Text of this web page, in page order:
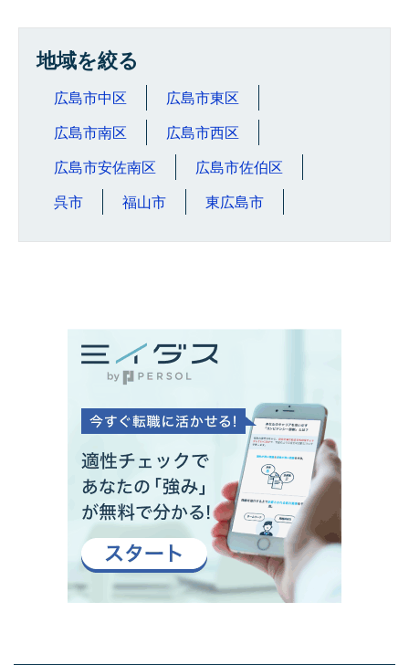
地域を絞る
広島市中区 広島市東区
広島市南区 広島市西区
広島市安佐南区 広島市佐伯区
呉市 福山市 東広島市